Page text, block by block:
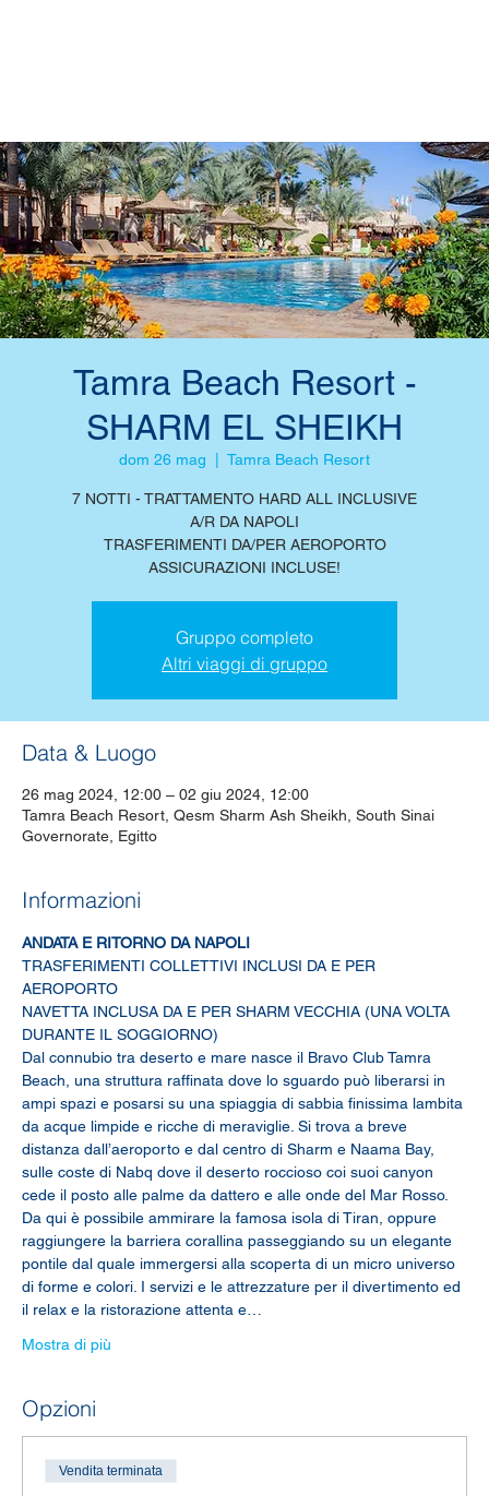
Tamra Beach Resort -
SHARM EL SHEIKH
dom 26 mag Tamra Beach Resort
7 NOTTI - TRATTAMENTO HARD ALL INCLUSIVE
A/R DA NAPOLI
TRASFERIMENTI DA/PER AEROPORTO
ASSICURAZIONI INCLUSE!
Gruppo completo
Altri viaggi di gruppo
Data & Luogo
26 mag 2024, 12:00 – 02 giu 2024, 12:00
Tamra Beach Resort, Qesm Sharm Ash Sheikh, South Sinai
Governorate, Egitto
Informazioni
ANDATA E RITORNO DA NAPOLI
TRASFERIMENTI COLLETTIVI INCLUSI DA E PER
AEROPORTO
NAVETTA INCLUSA DA E PER SHARM VECCHIA (UNA VOLTA
DURANTE IL SOGGIORNO)
Dal connubio tra deserto e mare nasce il Bravo Club Tamra
Beach, una struttura raffinata dove lo sguardo può liberarsi in
ampi spazi e posarsi su una spiaggia di sabbia finissima lambita
da acque limpide e ricche di meraviglie. Si trova a breve
distanza dall’aeroporto e dal centro di Sharm e Naama Bay,
sulle coste di Nabq dove il deserto roccioso coi suoi canyon
cede il posto alle palme da dattero e alle onde del Mar Rosso.
Da qui è possibile ammirare la famosa isola di Tiran, oppure
raggiungere la barriera corallina passeggiando su un elegante
pontile dal quale immergersi alla scoperta di un micro universo
di forme e colori. I servizi e le attrezzature per il divertimento ed
il relax e la ristorazione attenta e…
Mostra di più
Opzioni
Vendita terminata